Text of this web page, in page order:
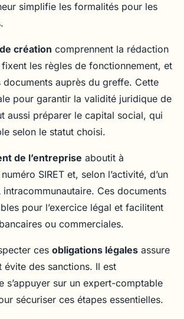
simplifie les formalités pour les
création comprennent la rédaction
les règles de fonctionnement, et
auprès du greffe. Cette
pour garantir la validité juridique de
aussi préparer le capital social, qui
selon le statut choisi.
de l’entreprise aboutit à
numéro SIRET et, selon l’activité, d’un
intracommunautaire. Ces documents
pour l’exercice légal et facilitent
ou commerciales.
ces obligations légales assure
évite des sanctions. Il est
s’appuyer sur un expert-comptable
sécuriser ces étapes essentielles.